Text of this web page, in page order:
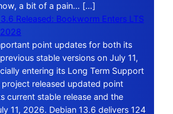
a bit of a pain… […]
Released: Bookworm Enters LTS
point updates for both its
stable versions on July 11,
entering its Long Term Support
project released updated point
current stable release and the
11, 2026. Debian 13.6 delivers 124